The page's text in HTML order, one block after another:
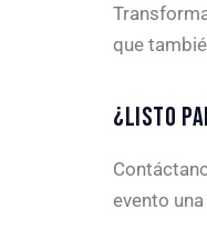
que
¿LISTO
evento